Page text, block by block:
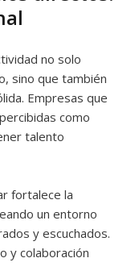
no solo
sino que también
Empresas que
como
talento
fortalece la
un entorno
y escuchados.
y colaboración